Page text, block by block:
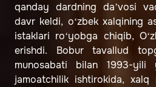
qanday dardning da’vosi
davr keldi, o‘zbek xalqining
istaklari ro‘yobga chiqib,
erishdi. Bobur tavallud
munosabati bilan 1993-yili
jamoatchilik ishtirokida,